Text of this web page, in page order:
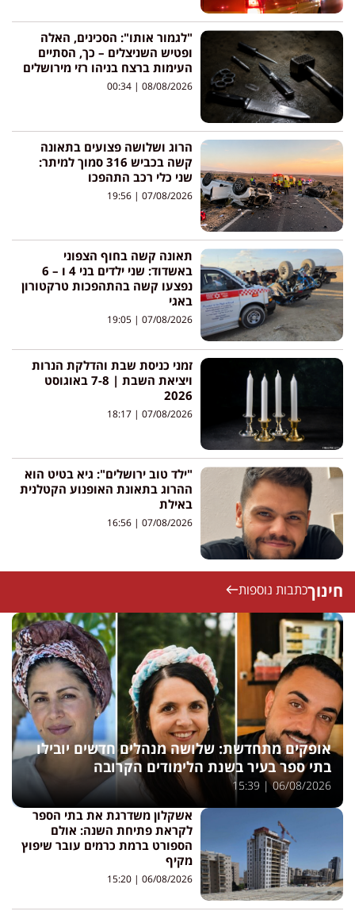
"לגמור אותו": הסכינים, האלה
ופטיש השניצלים – כך, הסתיים
העימות ברצח בניהו רזי מירושלים
08/08/2026
הרוג ושלושה פצועים בתאונה
קשה בכביש 316 סמוך למיתר:
שני כלי רכב התהפכו
07/08/2026
תאונה קשה בחוף הצפוני
באשדוד: שני ילדים בני 4 ו – 6
נפצעו קשה בהתהפכות טרקטורון
באגי
07/08/2026
זמני כניסת שבת והדלקת הנרות
ויציאת השבת | 7-8 באוגוסט
2026
07/08/2026
"ילד טוב ירושלים": גיא בטיט הוא
ההרוג בתאונת האופנוע הקטלנית
באילת
07/08/2026
חינוךכתבות נוספות
אופקים מתחדשת: שלושה מנהלים חדשים יובילו
בתי ספר בעיר בשנת הלימודים הקרובה
06/08/2026
אשקלון משדרגת את בתי הספר
לקראת פתיחת השנה: אולם
הספורט ברמת כרמים עובר שיפוץ
מקיף
06/08/2026